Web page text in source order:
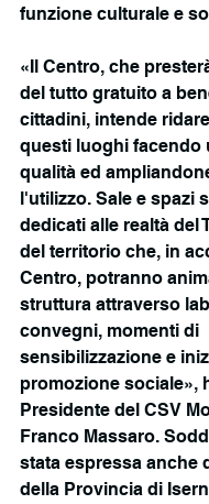
funzione culturale e
«Il Centro, che
del tutto gratuito a
cittadini, intende
questi luoghi facendo
qualità ed
l'utilizzo. Sale e spazi
dedicati alle realtà del
del territorio che, in
Centro, potranno
struttura attraverso
convegni, momenti di
sensibilizzazione e
promozione sociale»,
Presidente del CSV
Franco Massaro.
stata espressa anche
della Provincia di